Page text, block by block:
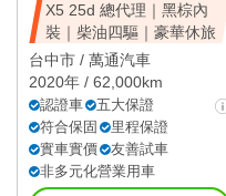
X5 25d 總代理｜黑棕內
裝｜柴油四驅｜豪華休旅
台中市 / 萬通汽車
2020年 / 62,000km
認證車
五大保證
符合保固
里程保證
實車實價
友善試車
非多元化營業用車